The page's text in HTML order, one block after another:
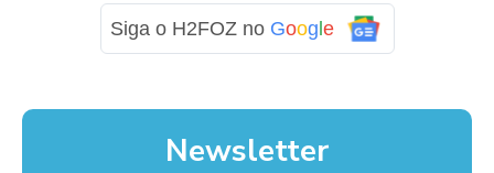
Siga o H2FOZ no Google
Newsletter